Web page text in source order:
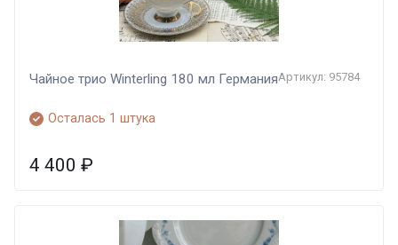
Чайное трио Winterling 180 мл ГерманияАртикул: 95784
Осталась 1 штука
4 400 ₽